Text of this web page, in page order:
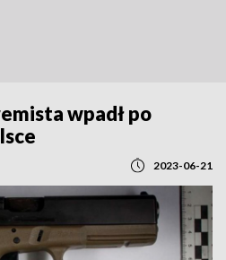
wpadł po
2023-06-21